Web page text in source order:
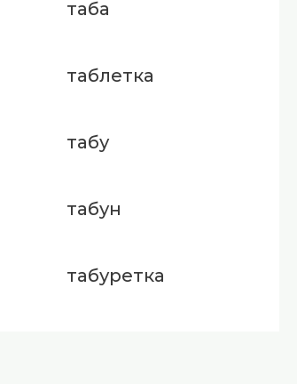
таба
таблетка
табу
табун
табуретка